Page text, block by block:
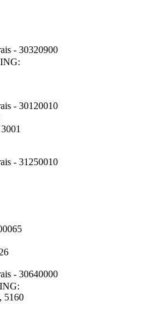
- 30320900
- 30120010
- 31250010
- 30640000
5160